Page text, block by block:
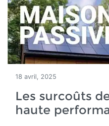
18 avril, 2025
Les surcoûts
haute